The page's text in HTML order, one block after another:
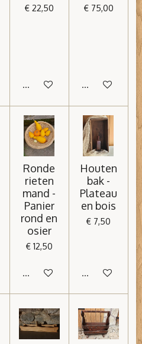
€ 22,50
In winkelwagen
€ 75,00
In
Ronde
rieten
mand -
Panier
rond en
osier
€ 12,50
In winkelwagen
Houten
bak -
Plateau
en bois
€ 7,50
In